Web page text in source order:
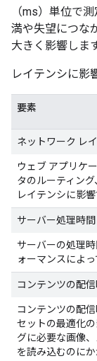
（ms）単位で
満や失望につな
大きく影響します
レイテンシに影
要素
ネットワーク レ
ウェブ アプリケ
タのルーティン
レイテンシに影
サーバー処理時間
サーバーの処理
ォーマンスによっ
コンテンツの配信
コンテンツの配
セットの最適化
グに必要な画像
を読み込むのにか